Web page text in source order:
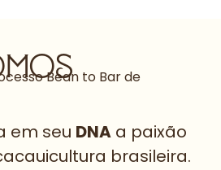
Bean to Bar de
em seu DNA a paixão
brasileira.